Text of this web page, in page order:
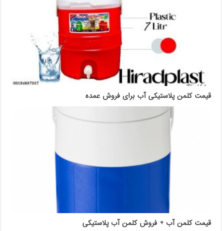
قیمت کلمن پلاستیکی آب برای فروش عمده
قیمت کلمن آب + فروش کلمن آب پلاستیکی